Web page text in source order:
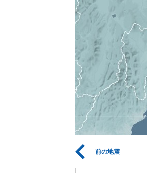
前の地震